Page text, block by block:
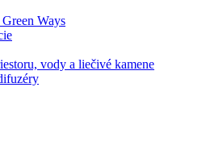
Ways
vody a liečivé kamene